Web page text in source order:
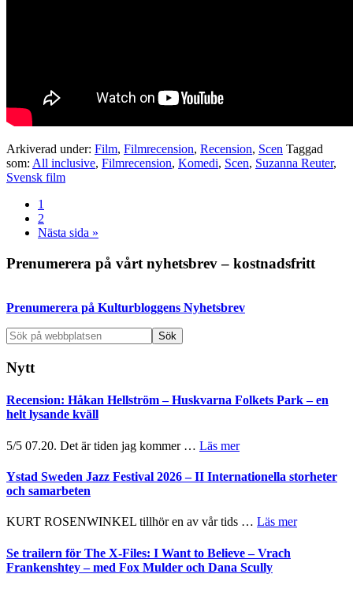
Arkiverad under: Film, Filmrecension, Recension, Scen Taggad
som: All inclusive, Filmrecension, Komedi, Scen, Suzanna Reuter,
Svensk film
Sida
1
Sida
2
Go
Nästa sida »
Primärt
Prenumerera på vårt nyhetsbrev – kostnadsfritt
Prenumerera på Kulturbloggens Nyhetsbrev
Sök
på
webbplatsen
Nytt
Recension: Håkan Hellström – Huskvarna Folkets Park – en
helt lysande kväll
5/5 07.20. Det är tiden jag kommer … Läs merom
Håkan
Huskvarna
Folkets
–
en
Ystad Sweden Jazz Festival 2026 – II Internationella storheter
och samarbeten
KURT ROSENWINKEL tillhör en av vår tids … Läs merom
Se trailern för The X-Files: I Want to Believe – Vrach
Frankenshtey – med Fox Mulder och Dana Scully